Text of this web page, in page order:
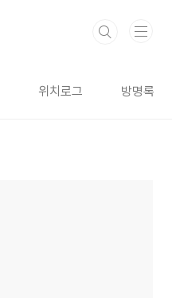
위치로그 방명록